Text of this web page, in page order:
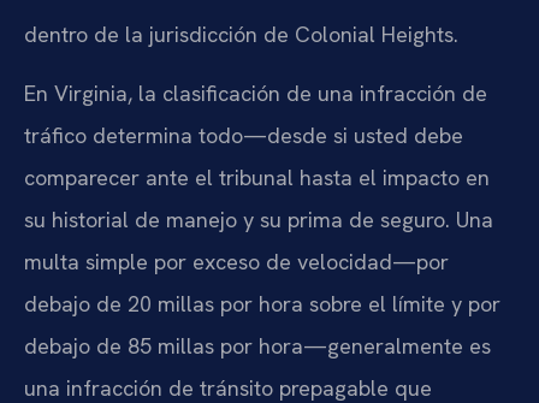
dentro de la jurisdicción de Colonial Heights.
En Virginia, la clasificación de una infracción de
tráfico determina todo—desde si usted debe
comparecer ante el tribunal hasta el impacto en
su historial de manejo y su prima de seguro. Una
multa simple por exceso de velocidad—por
debajo de 20 millas por hora sobre el límite y por
debajo de 85 millas por hora—generalmente es
una infracción de tránsito prepagable que